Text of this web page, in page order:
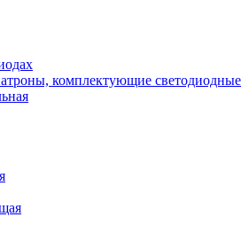
комплектующие светодиодные